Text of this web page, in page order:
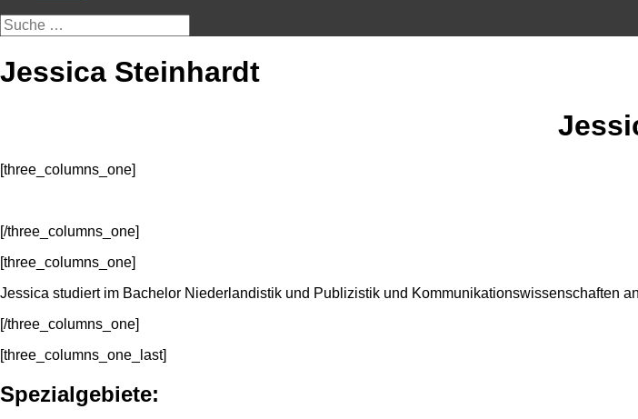
Suche
nach:
Jessica Steinhardt
[three_columns_one]
[/three_columns_one]
[three_columns_one]
Jessica studiert im Bachelor Niederlandistik und Publizistik und Kommunikationswissenschaften
[/three_columns_one]
[three_columns_one_last]
Spezialgebiete: